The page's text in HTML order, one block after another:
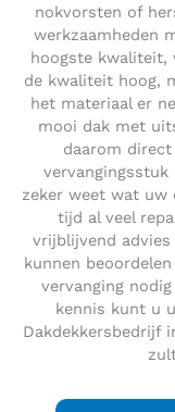
nokvorsten of
werkzaamheden
hoogste kwaliteit,
de kwaliteit hoog,
het materiaal er
mooi dak met
daarom
zeker weet wat uw
tijd al veel
vrijblijvend advies
kunnen
vervanging
kennis kunt u
Dakdekkersbedrijf